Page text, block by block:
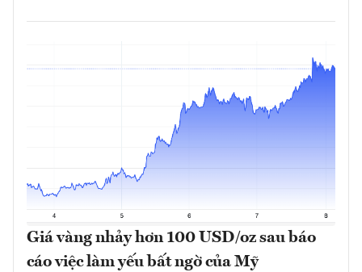
Giá vàng nhảy hơn 100 USD/oz sau báo
cáo việc làm yếu bất ngờ của Mỹ